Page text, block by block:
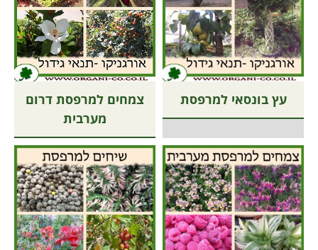
עץ בונסאי למרפסת
צמחים למרפסת דרום
מערבית